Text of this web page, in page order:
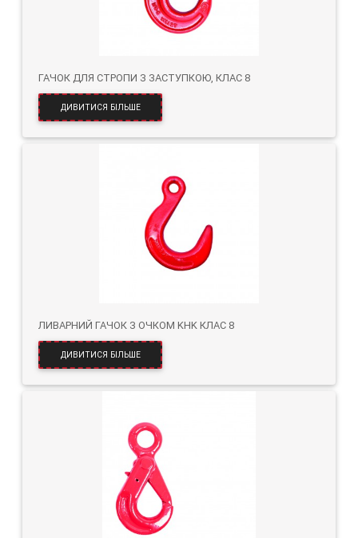
ГАЧОК ДЛЯ СТРОПИ З ЗАСТУПКОЮ, КЛАС 8
ДИВИТИСЯ БІЛЬШЕ
ЛИВАРНИЙ ГАЧОК З ОЧКОМ KHK КЛАС 8
ДИВИТИСЯ БІЛЬШЕ